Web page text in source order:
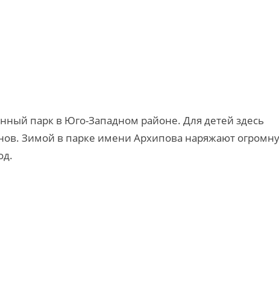
парк в Юго-Западном районе. Для детей здесь
Зимой в парке имени Архипова наряжают